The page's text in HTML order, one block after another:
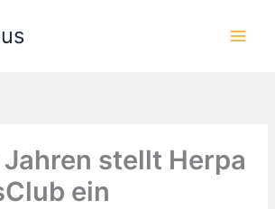
stellt Herpa
ein